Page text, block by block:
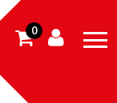
0